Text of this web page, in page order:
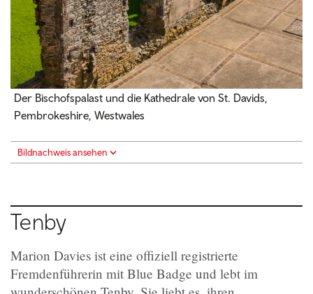
Der Bischofspalast und die Kathedrale von St. Davids,
Pembrokeshire, Westwales
Bildnachweis ansehen
Tenby
Marion Davies ist eine offiziell registrierte
Fremdenführerin mit Blue Badge und lebt im